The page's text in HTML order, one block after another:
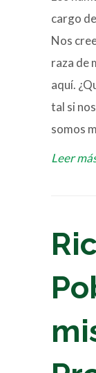
cargo
Nos
raza de
aquí.
tal si
somos
Leer